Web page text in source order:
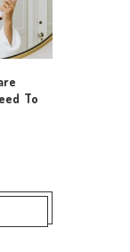
To